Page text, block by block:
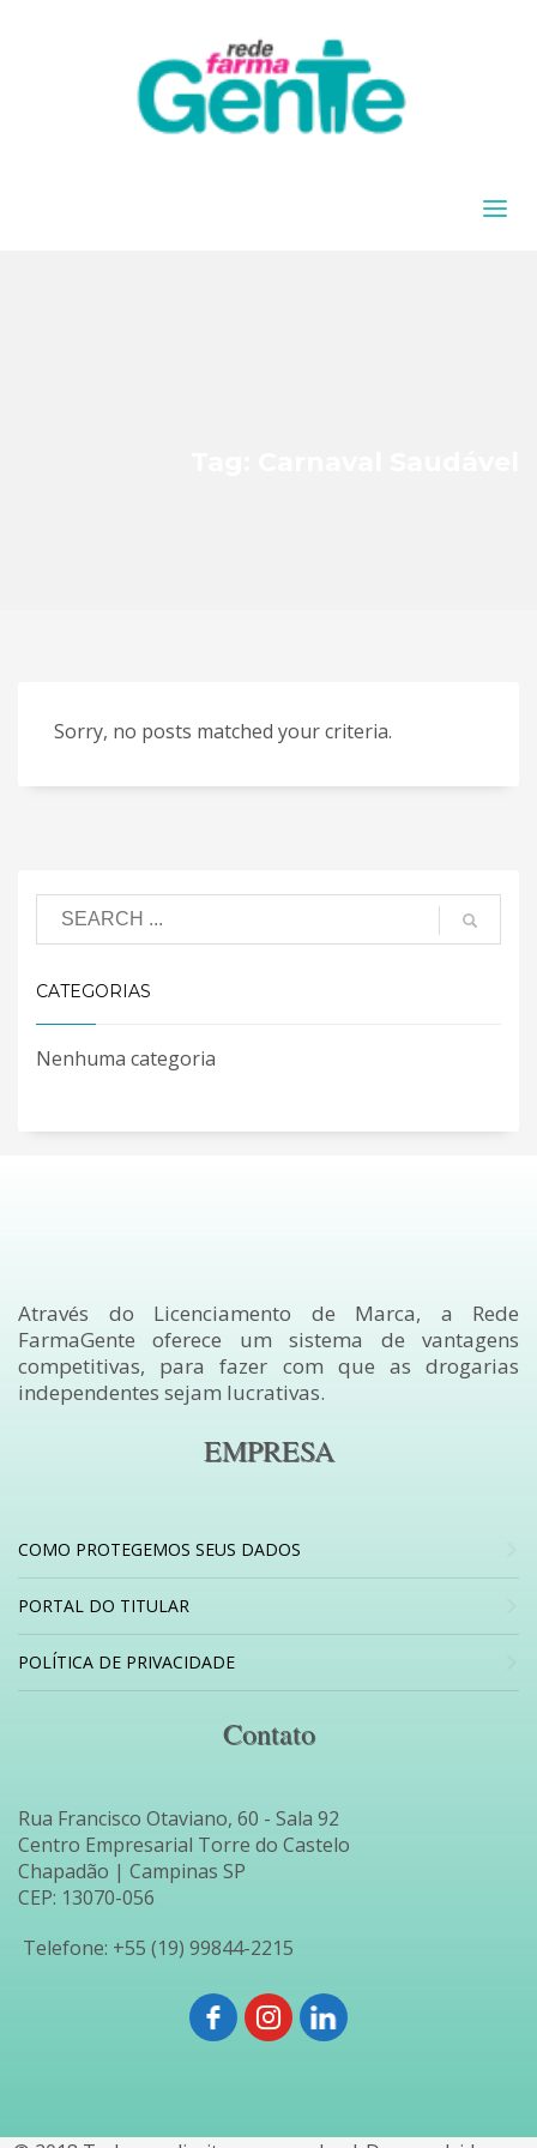
Sorry, no posts matched your criteria.
CATEGORIAS
Nenhuma categoria
Através do Licenciamento de Marca, a Rede
FarmaGente oferece um sistema de vantagens
competitivas, para fazer com que as drogarias
independentes sejam lucrativas.
EMPRESA
COMO PROTEGEMOS SEUS DADOS
PORTAL DO TITULAR
POLÍTICA DE PRIVACIDADE
Contato
Rua Francisco Otaviano, 60 - Sala 92
Centro Empresarial Torre do Castelo
Chapadão | Campinas SP
CEP: 13070-056
Telefone: +55 (19) 99844-2215